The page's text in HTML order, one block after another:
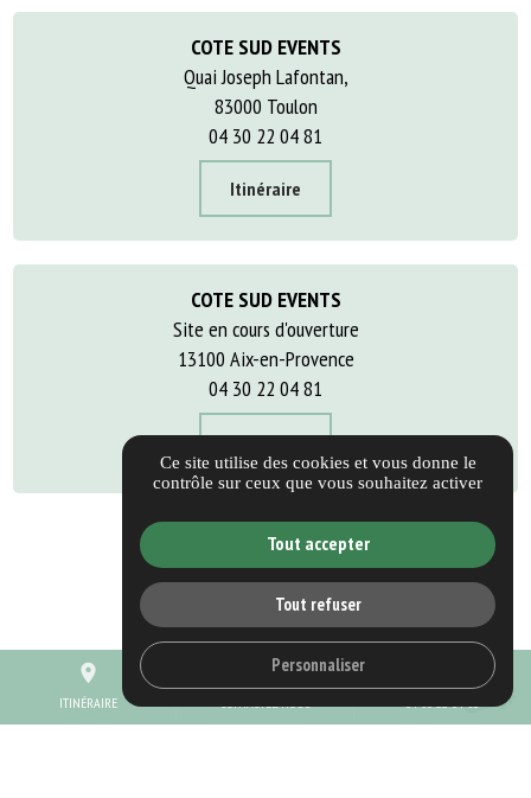
place
ITINÉRAIRE
mail
CONTACTEZ-NOUS 04 30 22 04 81
COTE SUD EVENTS
Quai Joseph Lafontan,
83000 Toulon
04 30 22 04 81
Itinéraire
COTE SUD EVENTS
Site en cours d'ouverture
13100 Aix-en-Provence
04 30 22 04 81
Itinéraire
Guide Local
Informations complémentaires
Mentions légales
Politique de confidentialité
Gestion des cookies
Ce site utilise des cookies et vous donne le
contrôle sur ceux que vous souhaitez activer
Tout accepter
Tout refuser
Personnaliser